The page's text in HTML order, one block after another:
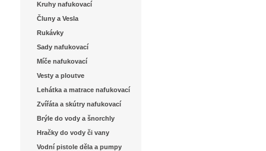
Kruhy nafukovací
Čluny a Vesla
Rukávky
Sady nafukovací
Míče nafukovací
Vesty a ploutve
Lehátka a matrace nafukovací
Zvířáta a skútry nafukovací
Brýle do vody a šnorchly
Hračky do vody či vany
Vodní pistole děla a pumpy